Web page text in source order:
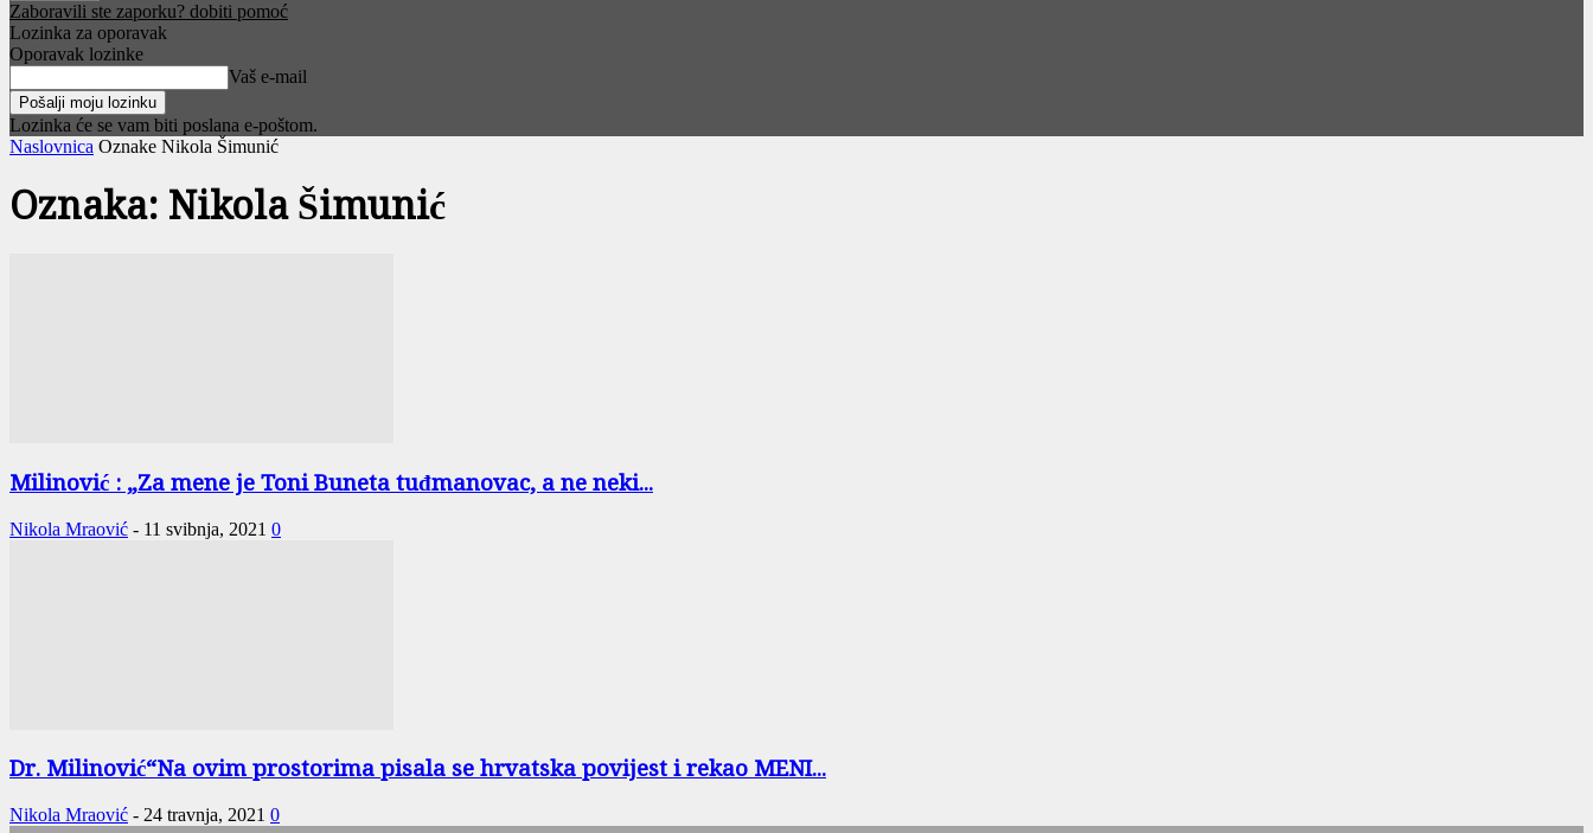
Zaboravili ste zaporku? dobiti pomoć
Lozinka za oporavak
Oporavak lozinke
Vaš e-mail
Lozinka će se vam biti poslana e-poštom.
Naslovnica Oznake Nikola Šimunić
Oznaka: Nikola Šimunić
Milinović : „Za mene je Toni Buneta tuđmanovac, a ne neki...
Nikola Mraović - 11 svibnja, 2021 0
Dr. Milinović“Na ovim prostorima pisala se hrvatska povijest i rekao MENI...
Nikola Mraović - 24 travnja, 2021 0